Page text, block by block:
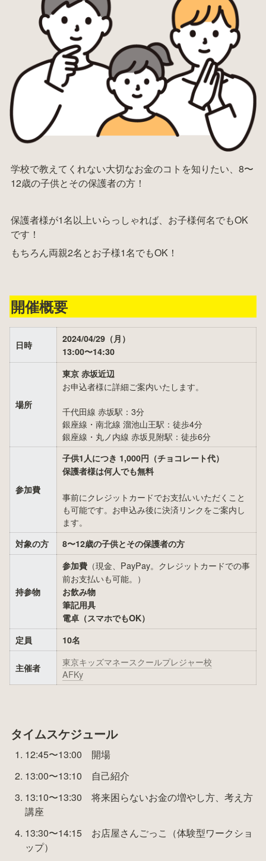
学校で教えてくれない大切なお金のコトを知りたい、8〜
12歳の子供とその保護者の方！
保護者様が1名以上いらっしゃれば、お子様何名でもOK
です！
もちろん両親2名とお子様1名でもOK！
開催概要
日時
2024/04/29（月）
13:00〜14:30
場所
東京 赤坂近辺
お申込者様に詳細ご案内いたします。
千代田線 赤坂駅：3分
銀座線・南北線 溜池山王駅：徒歩4分
銀座線・丸ノ内線 赤坂見附駅：徒歩6分
参加費
子供1人につき 1,000円（チョコレート代）
保護者様は何人でも無料
事前にクレジットカードでお支払いいただくこと
も可能です。お申込み後に決済リンクをご案内し
ます。
対象の方 8〜12歳の子供とその保護者の方
持参物
参加費 （現金、PayPay。クレジットカードでの事
前お支払いも可能。）
お飲み物
筆記用具
電卓（スマホでもOK）
定員
10名
主催者
東京キッズマネースクールプレジャー校
AFKy
タイムスケジュール
12:45〜13:00　開場
13:00〜13:10　自己紹介
13:10〜13:30　将来困らないお金の増やし方、考え方
講座
13:30〜14:15　お店屋さんごっこ（体験型ワークショ
ップ）